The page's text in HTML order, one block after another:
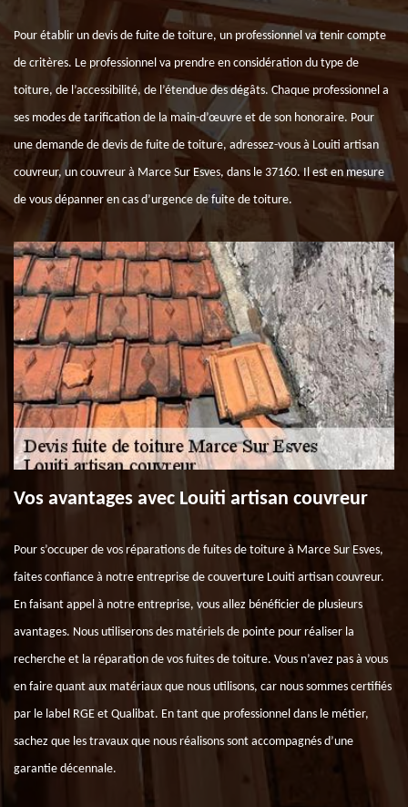
Pour établir un devis de fuite de toiture, un professionnel va tenir compte
de critères. Le professionnel va prendre en considération du type de
toiture, de l’accessibilité, de l’étendue des dégâts. Chaque professionnel a
ses modes de tarification de la main-d’œuvre et de son honoraire. Pour
une demande de devis de fuite de toiture, adressez-vous à Louiti artisan
couvreur, un couvreur à Marce Sur Esves, dans le 37160. Il est en mesure
de vous dépanner en cas d’urgence de fuite de toiture.
Vos avantages avec Louiti artisan couvreur
Pour s’occuper de vos réparations de fuites de toiture à Marce Sur Esves,
faites confiance à notre entreprise de couverture Louiti artisan couvreur.
En faisant appel à notre entreprise, vous allez bénéficier de plusieurs
avantages. Nous utiliserons des matériels de pointe pour réaliser la
recherche et la réparation de vos fuites de toiture. Vous n’avez pas à vous
en faire quant aux matériaux que nous utilisons, car nous sommes certifiés
par le label RGE et Qualibat. En tant que professionnel dans le métier,
sachez que les travaux que nous réalisons sont accompagnés d’une
garantie décennale.